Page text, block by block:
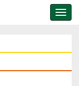
de